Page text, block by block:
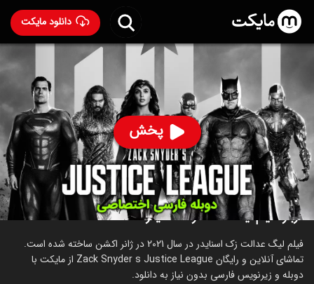
دانلود مایکت
پخش
فیلم لیگ عدالت زک اسنایدر با دوبله فارسی
- Zack Snyder's
Justice League 2021
۱,۹۲۲ 87% ۷.۹
ساخت آمریکا سال 2021
رده سنی ۱۸+
اکشن
ماجراجویی علمی‌تخیلی
درباره فیلم لیگ عدالت زک اسنایدر
فیلم لیگ عدالت زک اسنایدر در سال 2021 در ژانر اکشن ساخته شده است.
تماشای آنلاین و رایگان Zack Snyder s Justice League از مایکت با
دوبله و زیرنویس فارسی بدون نیاز به دانلود.